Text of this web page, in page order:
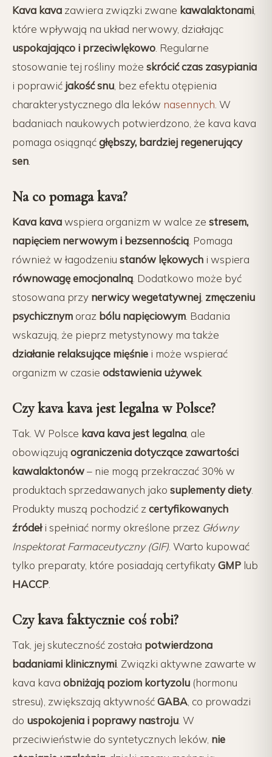
Kava kava zawiera związki zwane kawalaktonami
które wpływają na układ nerwowy, działając
uspokajająco i przeciwlękowo . Regularne
stosowanie tej rośliny może skrócić czas zasypiania
i poprawić jakość snu , bez efektu otępienia
charakterystycznego dla leków nasennych . W
badaniach naukowych potwierdzono, że kava kava
pomaga osiągnąćgłębszy, bardziej regenerujący
sen
Na co pomaga kava?
Kava kavawspiera organizm w walce ze stresem,
napięciem nerwowym i bezsennością . Pomaga
również w łagodzeniu stanów lękowych i wspiera
równowagę emocjonalną . Dodatkowo może być
stosowana przy nerwicy wegetatywnej zmęczeniu
psychicznym oraz bólu napięciowym . Badania
wskazują, że pieprz metystynowy ma także
działanie relaksujące mięśnie i może wspierać
organizm w czasie odstawienia używek.
Czy kava kava jest legalna w Polsce?
Tak. W Polsce kava kava jest legalna , ale
obowiązują ograniczenia dotyczące zawartości
kawalaktonów– nie mogą przekraczać 30% w
produktach sprzedawanych jako suplementy diety.
Produkty muszą pochodzić z certyfikowanych
źródełi spełniać normy określone przez Główny
Inspektorat Farmaceutyczny (GIF) . Warto kupować
tylko preparaty, które posiadają certyfikatyGMP lub
HACCP
Czy kava faktycznie coś robi?
Tak, jej skuteczność została potwierdzona
badaniami klinicznymi . Związki aktywne zawarte w
kava kava obniżają poziom kortyzolu (hormonu
stresu), zwiększają aktywnośćGABA , co prowadzi
do uspokojenia i poprawy nastroju . W
przeciwieństwie do syntetycznych leków, nie